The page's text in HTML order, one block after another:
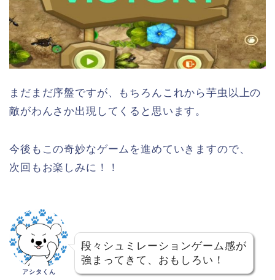
まだまだ序盤ですが、もちろんこれから芋虫以上の
敵がわんさか出現してくると思います。
今後もこの奇妙なゲームを進めていきますので、
次回もお楽しみに！！
アシタくん
段々シュミレーションゲーム感が
強まってきて、おもしろい！